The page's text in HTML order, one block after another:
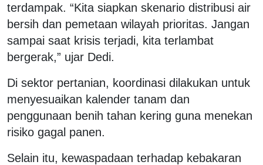
terdampak. “Kita siapkan skenario distribusi air
bersih dan pemetaan wilayah prioritas. Jangan
sampai saat krisis terjadi, kita terlambat
bergerak,” ujar Dedi.
Di sektor pertanian, koordinasi dilakukan untuk
menyesuaikan kalender tanam dan
penggunaan benih tahan kering guna menekan
risiko gagal panen.
Selain itu, kewaspadaan terhadap kebakaran